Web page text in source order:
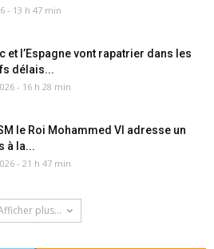
- 13 h 47 min
et l’Espagne vont rapatrier dans les
délais...
- 16 h 28 min
le Roi Mohammed VI adresse un
à la...
- 21 h 47 min
plus...